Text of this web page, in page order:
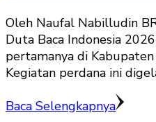
Oleh Naufal Nabilludin
Duta Baca Indonesia
pertamanya di
Kegiatan perdana ini
Baca Selengkapnya